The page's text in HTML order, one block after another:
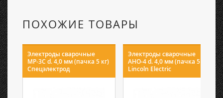
ПОХОЖИЕ ТОВАРЫ
Электроды сварочные
МР-3С d. 4,0 мм (пачка 5 кг)
Спецэлектрод
Электроды сварочные
АНО-4 d. 4,0 мм (пачка 5 кг)
Lincoln Electric